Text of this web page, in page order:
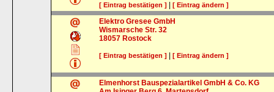
[ Eintrag bestätigen ] |[ Eintrag ändern ]
Elektro Gresee GmbH
Wismarsche Str. 32
18057 Rostock
[ Eintrag bestätigen ] |[ Eintrag ändern ]
Elmenhorst Bauspezialartikel GmbH & Co. KG